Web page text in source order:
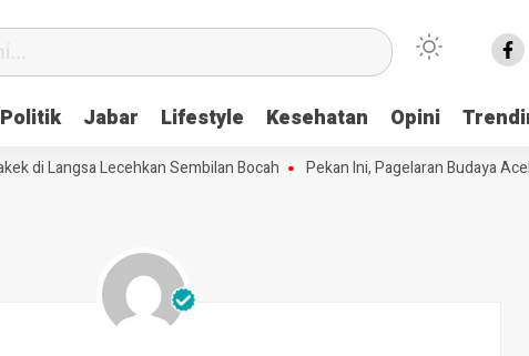
Politik Jabar Lifestyle Kesehatan Opini
di Langsa Lecehkan Sembilan Bocah Pekan Ini, Pagelaran Budaya Aceh